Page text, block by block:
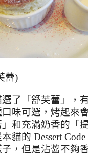
蕾)
了 「舒芙蕾」，
味可選， 烤起來
」和充滿奶香的「
貓的 Dessert Code
，但是沾醬不夠